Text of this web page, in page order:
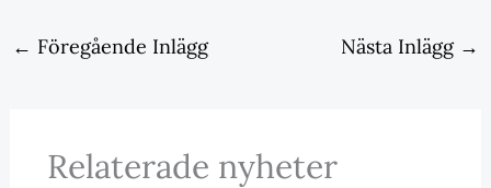
← Föregående Inlägg Nästa Inlägg →
Relaterade nyheter